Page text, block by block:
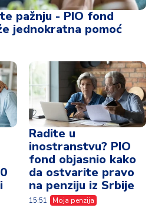
pažnju - PIO fond
jednokratna pomoć
Radite u
inostranstvu? PIO
fond objasnio kako
da ostvarite pravo
na penziju iz Srbije
15:51 Moja penzija